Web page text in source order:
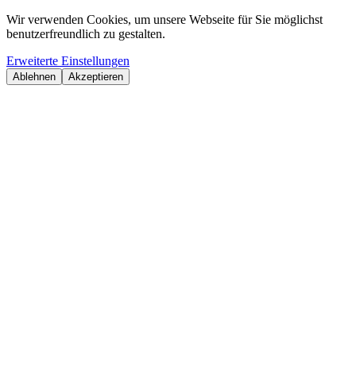
Wir verwenden Cookies, um unsere Webseite für Sie möglichst
benutzerfreundlich zu gestalten.
Erweiterte Einstellungen
Ablehnen Akzeptieren